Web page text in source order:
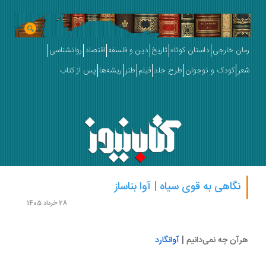
خارجی داستان کوتاه تاریخ دین و فلسفه اقتصاد روانشناسی
کودک و نوجوان طرح جلد فیلم طنز ریشه‌ها پس از کتاب
نگاهی به قوی سیاه | آوا بناساز
چه نمی‌دانیم |آوانگارد